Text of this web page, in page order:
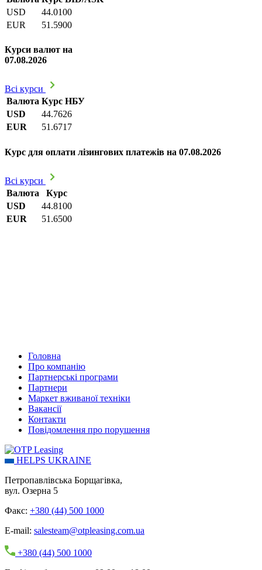
USD
44.0100
EUR
51.5900
Курси валют на
07.08.2026
Всі курси
Валюта Курс НБУ
USD
44.7626
EUR
51.6717
Курс для оплати лізингових платежів на 07.08.2026
Всі курси
Валюта
Курс
USD
44.8100
EUR
51.6500
Головна
Про компанію
Партнерські програми
Партнери
Маркет вживаної техніки
Вакансії
Контакти
Повідомлення про порушення
HELPS UKRAINE
Петропавлівська Борщагівка,
вул. Озерна 5
Факс: +380 (44) 500 1000
E-mail: salesteam@otpleasing.com.ua
+380 (44) 500 1000